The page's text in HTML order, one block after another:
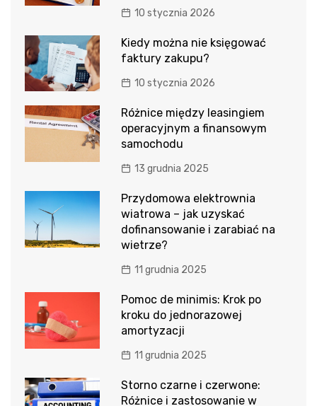
10 stycznia 2026
Kiedy można nie księgować
faktury zakupu?
10 stycznia 2026
Różnice między leasingiem
operacyjnym a finansowym
samochodu
13 grudnia 2025
Przydomowa elektrownia
wiatrowa – jak uzyskać
dofinansowanie i zarabiać na
wietrze?
11 grudnia 2025
Pomoc de minimis: Krok po
kroku do jednorazowej
amortyzacji
11 grudnia 2025
Storno czarne i czerwone:
Różnice i zastosowanie w